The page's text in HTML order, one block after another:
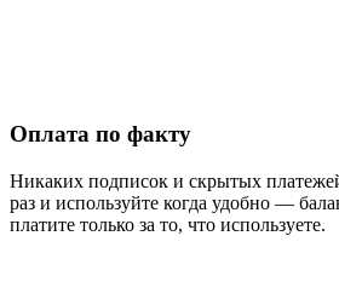
Оплата по факту
Никаких подписок и скрытых
раз и используйте когда удобно —
платите только за то, что используете.